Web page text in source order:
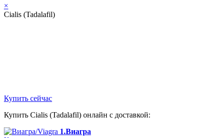
×
Cialis (Tadalafil)
Купить сейчас
Купить Cialis (Tadalafil) онлайн с доставкой:
1.Виагра